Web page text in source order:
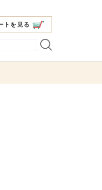
トを見る